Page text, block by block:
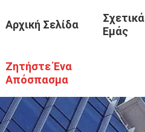
Αρχική Σελίδα
Εμάς
Ζητήστε Ένα
Απόσπασμα